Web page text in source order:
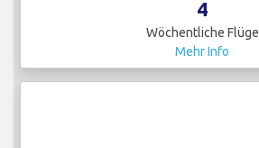
4
Wöchentliche Flüge
Mehr Info